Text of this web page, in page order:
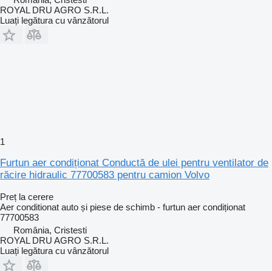
ROYAL DRU AGRO S.R.L.
Luați legătura cu vânzătorul
1
Furtun aer condiționat Conductă de ulei pentru ventilator de
răcire hidraulic 77700583 pentru camion Volvo
Preț la cerere
Aer conditionat auto și piese de schimb - furtun aer condiționat
77700583
România, Cristesti
ROYAL DRU AGRO S.R.L.
Luați legătura cu vânzătorul